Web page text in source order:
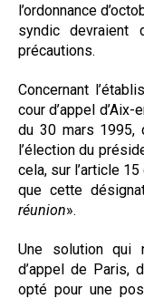
l’ordonnance
syndic devraient
précautions.
Concernant
cour d’appel
du 30 mars 1995,
l’élection du
cela, sur l’article
que cette
réunion».
Une solution qui
d’appel de Paris,
opté pour une